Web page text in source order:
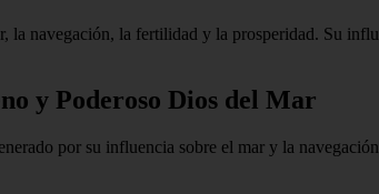
navegación, la fertilidad y la prosperidad. Su
y Poderoso Dios del Mar
por su influencia sobre el mar y la